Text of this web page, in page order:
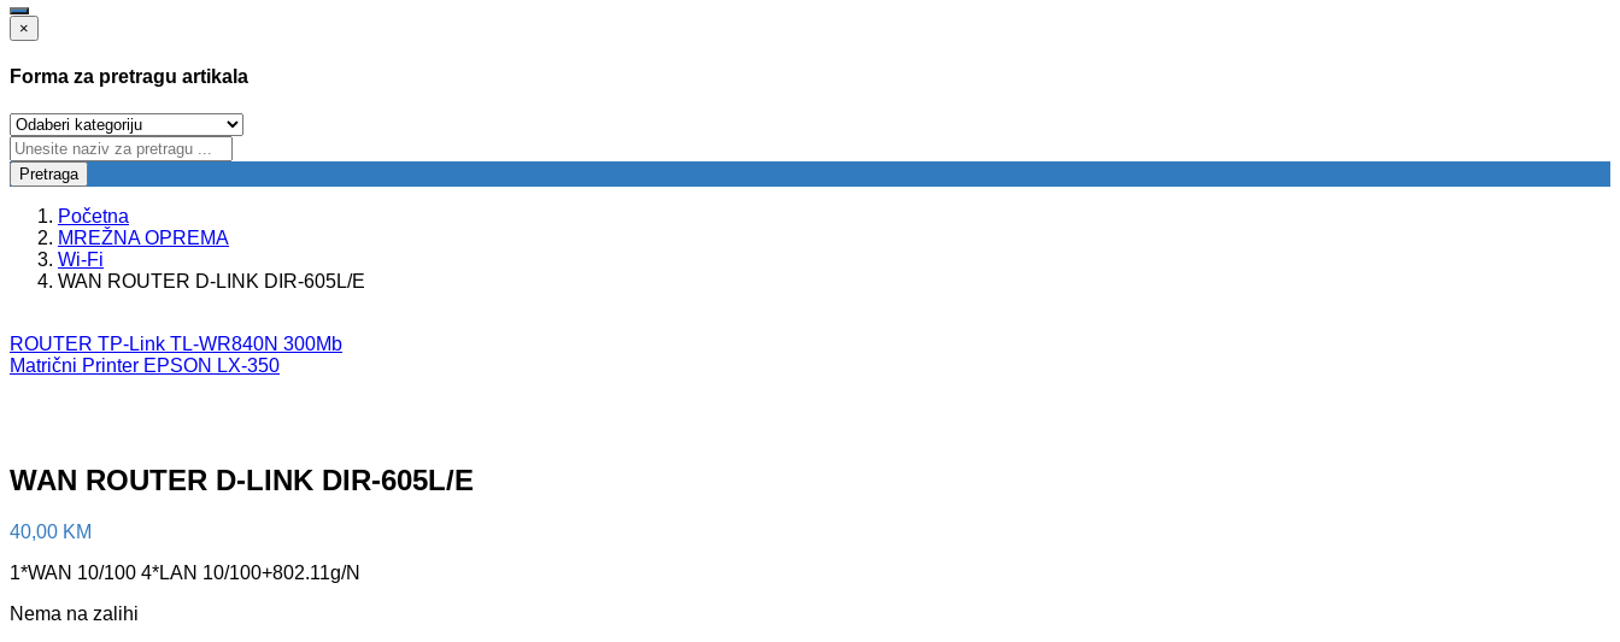
×
Forma za pretragu artikala
Pretraga
Početna
MREŽNA OPREMA
Wi-Fi
WAN ROUTER D-LINK DIR-605L/E
ROUTER TP-Link TL-WR840N 300Mb
Matrični Printer EPSON LX-350
WAN ROUTER D-LINK DIR-605L/E
40,00 KM
1*WAN 10/100 4*LAN 10/100+802.11g/N
Nema na zalihi